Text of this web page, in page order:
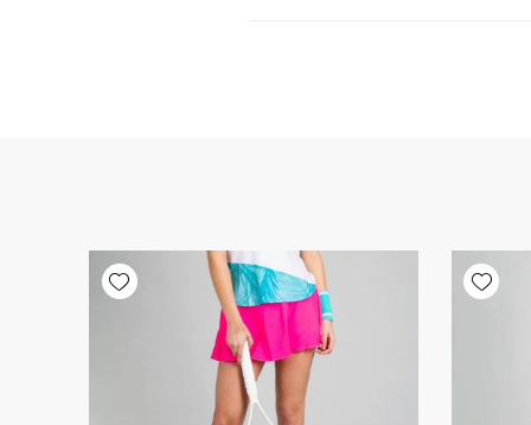
Add wishlist
Add wishlist